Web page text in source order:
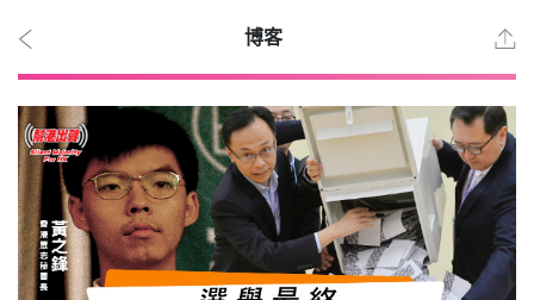
2026
年 8
月 7
日
博客